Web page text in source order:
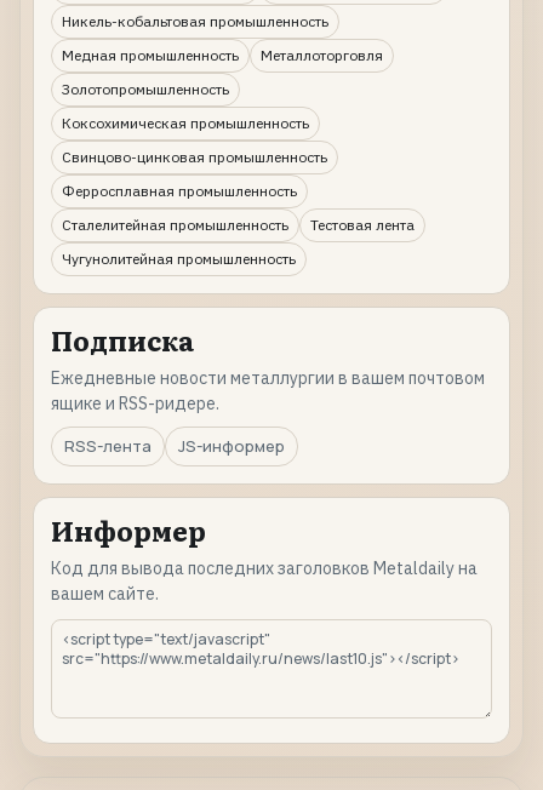
Никель-кобальтовая промышленность
Медная промышленность
Металлоторговля
Золотопромышленность
Коксохимическая промышленность
Свинцово-цинковая промышленность
Ферросплавная промышленность
Сталелитейная промышленность
Тестовая лента
Чугунолитейная промышленность
Подписка
Ежедневные новости металлургии в вашем почтовом
ящике и RSS-ридере.
RSS-лента
JS-информер
Информер
Код для вывода последних заголовков Metaldaily на
вашем сайте.